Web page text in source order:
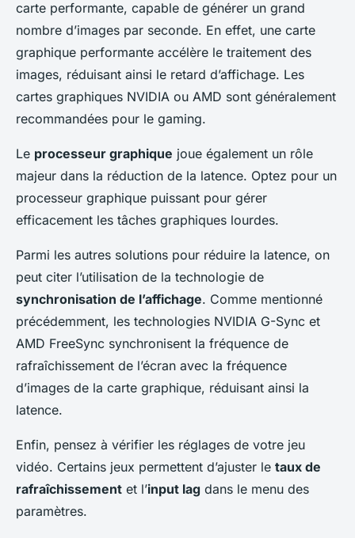
carte performante, capable de générer un grand
nombre d’images par seconde. En effet, une carte
graphique performante accélère le traitement des
images, réduisant ainsi le retard d’affichage. Les
cartes graphiques NVIDIA ou AMD sont généralement
recommandées pour le gaming.
Le processeur graphique joue également un rôle
majeur dans la réduction de la latence. Optez pour un
processeur graphique puissant pour gérer
efficacement les tâches graphiques lourdes.
Parmi les autres solutions pour réduire la latence, on
peut citer l’utilisation de la technologie de
synchronisation de l’affichage. Comme mentionné
précédemment, les technologies NVIDIA G-Sync et
AMD FreeSync synchronisent la fréquence de
rafraîchissement de l’écran avec la fréquence
d’images de la carte graphique, réduisant ainsi la
latence.
Enfin, pensez à vérifier les réglages de votre jeu
vidéo. Certains jeux permettent d’ajuster le taux de
rafraîchissement et l’input lag dans le menu des
paramètres.